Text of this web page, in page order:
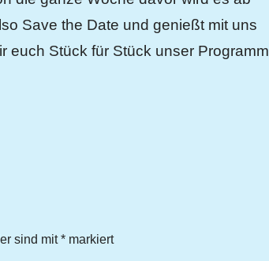
Save the Date und genießt mit uns
euch Stück für Stück unser Programm
sind mit* markiert